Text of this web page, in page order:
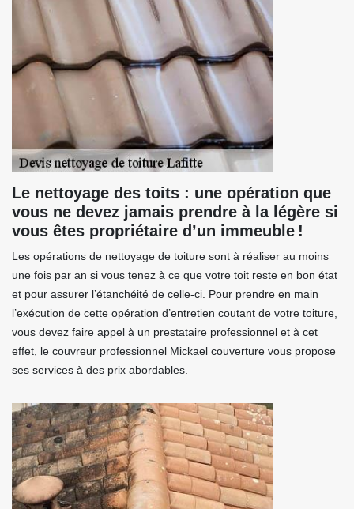
Le nettoyage des toits : une opération que
vous ne devez jamais prendre à la légère si
vous êtes propriétaire d’un immeuble !
Les opérations de nettoyage de toiture sont à réaliser au moins
une fois par an si vous tenez à ce que votre toit reste en bon état
et pour assurer l’étanchéité de celle-ci. Pour prendre en main
l’exécution de cette opération d’entretien coutant de votre toiture,
vous devez faire appel à un prestataire professionnel et à cet
effet, le couvreur professionnel Mickael couverture vous propose
ses services à des prix abordables.